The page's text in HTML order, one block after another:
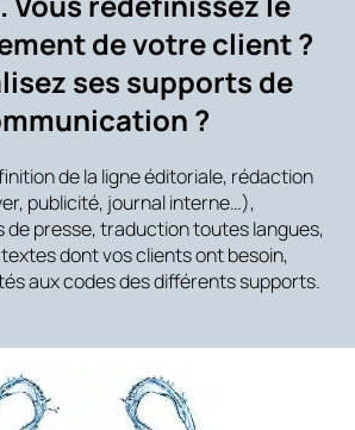
de votre client ?
ses supports de
?
de la ligne éditoriale, rédaction
publicité, journal interne…),
de presse, traduction toutes langues,
dont vos clients ont besoin,
aux codes des différents supports.